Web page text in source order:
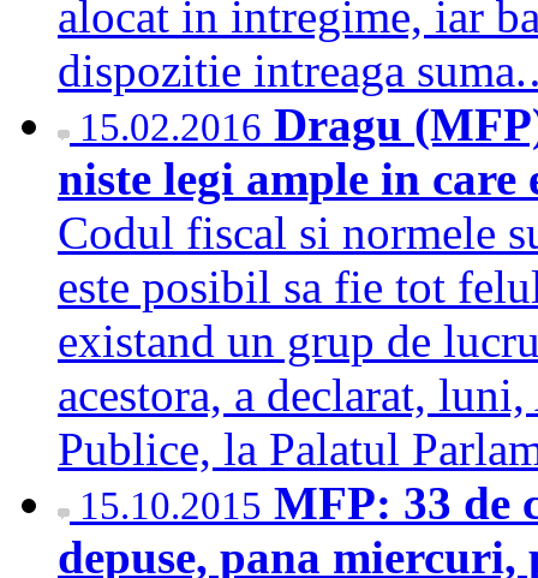
alocat in intregime, iar
dispozitie intreaga
15.02.2016 Dragu
niste legi ample in care
Codul fiscal si normele
este posibil sa fie tot
existand un grup de
acestora, a declarat,
Publice, la Palatul
15.10.2015 MFP: 33 de
depuse, pana